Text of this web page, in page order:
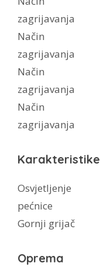
zagrijavanja
Način
zagrijavanja
Način
zagrijavanja
Način
zagrijavanja
Karakteristike
Osvjetljenje
pećnice
Gornji grijač
Oprema